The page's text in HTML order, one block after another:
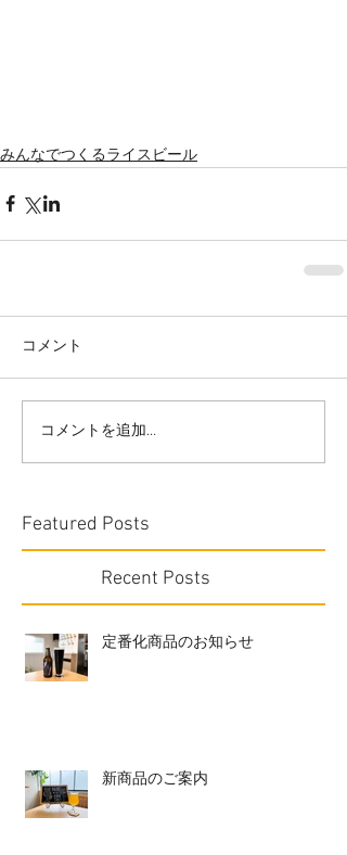
みんなでつくるライスビール
コメント
コメントを追加…
Featured Posts
Recent Posts
定番化商品のお知らせ
新商品のご案内